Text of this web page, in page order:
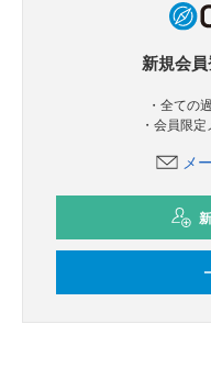
新規会
・全ての
・会員限
メ